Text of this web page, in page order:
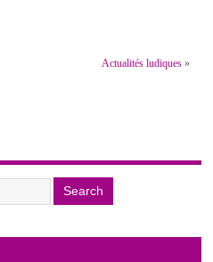
Actualités ludiques»